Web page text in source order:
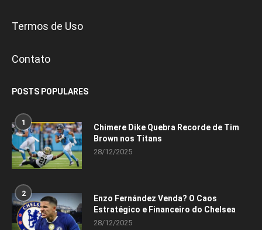
Termos de Uso
Contato
POSTS POPULARES
1
Chimere Dike Quebra Recorde de Tim
Brown nos Titans
28/12/2025
2
Enzo Fernández Venda? O Caos
Estratégico e Financeiro do Chelsea
28/12/2025